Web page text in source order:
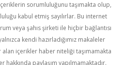
sorumluluğunu taşımakta olup,
kabul etmiş sayılırlar. Bu internet
veya şahıs şirketi ile hiçbir bağlantısı
kendi hazırladığımız makaleler
alan içerikler haber niteliği taşımamakta
hakkında paylaşım yapılmamaktadır.